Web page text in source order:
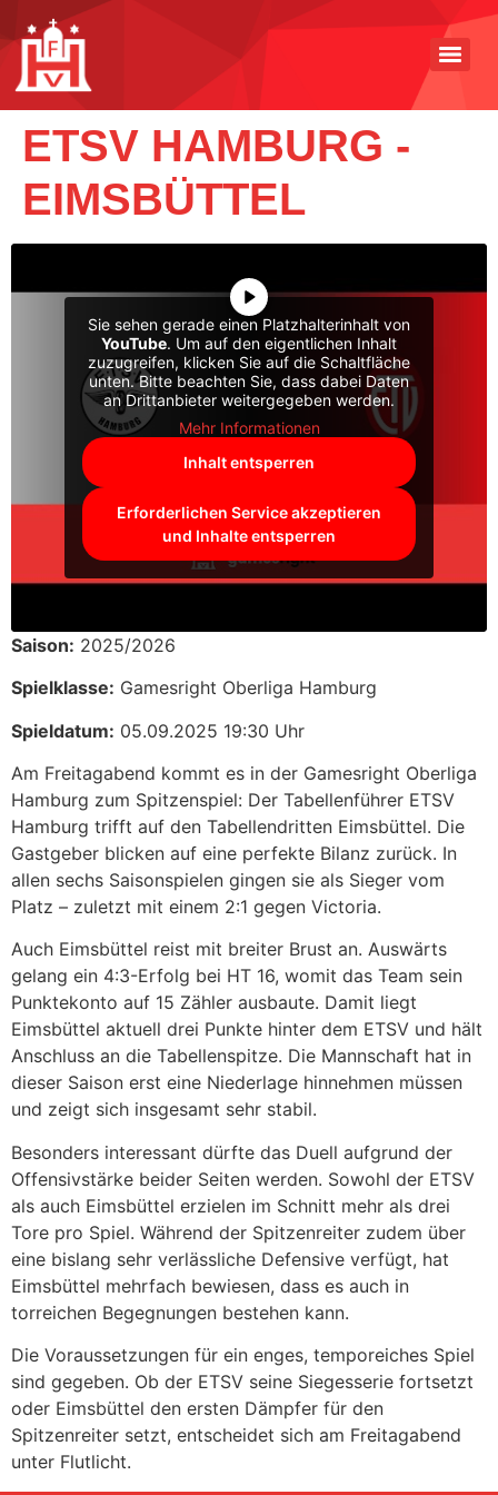
ETSV HAMBURG -
EIMSBÜTTEL
Sie sehen gerade einen Platzhalterinhalt von
YouTube. Um auf den eigentlichen Inhalt
zuzugreifen, klicken Sie auf die Schaltfläche
unten. Bitte beachten Sie, dass dabei Daten
an Drittanbieter weitergegeben werden.
Mehr Informationen
Inhalt entsperren
Erforderlichen Service akzeptieren
und Inhalte entsperren
Saison: 2025/2026
Spielklasse: Gamesright Oberliga Hamburg
Spieldatum: 05.09.2025 19:30 Uhr
Am Freitagabend kommt es in der Gamesright Oberliga
Hamburg zum Spitzenspiel: Der Tabellenführer ETSV
Hamburg trifft auf den Tabellendritten Eimsbüttel. Die
Gastgeber blicken auf eine perfekte Bilanz zurück. In
allen sechs Saisonspielen gingen sie als Sieger vom
Platz – zuletzt mit einem 2:1 gegen Victoria.
Auch Eimsbüttel reist mit breiter Brust an. Auswärts
gelang ein 4:3-Erfolg bei HT 16, womit das Team sein
Punktekonto auf 15 Zähler ausbaute. Damit liegt
Eimsbüttel aktuell drei Punkte hinter dem ETSV und hält
Anschluss an die Tabellenspitze. Die Mannschaft hat in
dieser Saison erst eine Niederlage hinnehmen müssen
und zeigt sich insgesamt sehr stabil.
Besonders interessant dürfte das Duell aufgrund der
Offensivstärke beider Seiten werden. Sowohl der ETSV
als auch Eimsbüttel erzielen im Schnitt mehr als drei
Tore pro Spiel. Während der Spitzenreiter zudem über
eine bislang sehr verlässliche Defensive verfügt, hat
Eimsbüttel mehrfach bewiesen, dass es auch in
torreichen Begegnungen bestehen kann.
Die Voraussetzungen für ein enges, temporeiches Spiel
sind gegeben. Ob der ETSV seine Siegesserie fortsetzt
oder Eimsbüttel den ersten Dämpfer für den
Spitzenreiter setzt, entscheidet sich am Freitagabend
unter Flutlicht.